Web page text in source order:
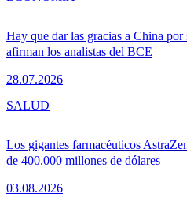
Hay que dar las gracias a China
afirman los analistas del BCE
28.07.2026
Los gigantes farmacéuticos
de 400.000 millones de dólares
03.08.2026
SALUD